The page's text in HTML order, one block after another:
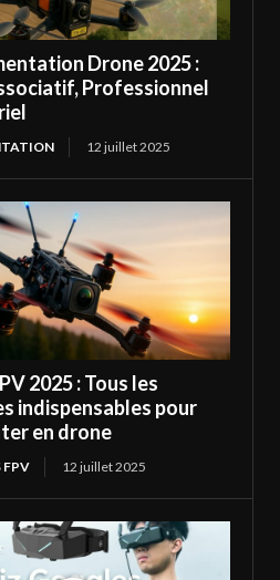
Drone 2025 :
Professionnel
12 juillet 2025
2025 : Tous les
indispensables pour
en drone
FPV 12 juillet 2025